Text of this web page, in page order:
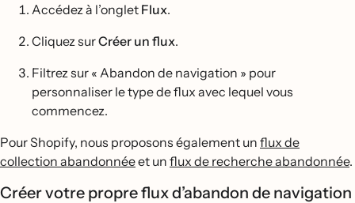
Accédez à l’onglet Flux.
Cliquez surCréer un flux.
Filtrez sur « Abandon de navigation » pour
personnaliser le type de flux avec lequel vous
commencez.
Pour Shopify, nous proposons également un flux de
collection abandonnéeet un flux de recherche abandonnée.
Créer votre propre flux d’abandon de navigation